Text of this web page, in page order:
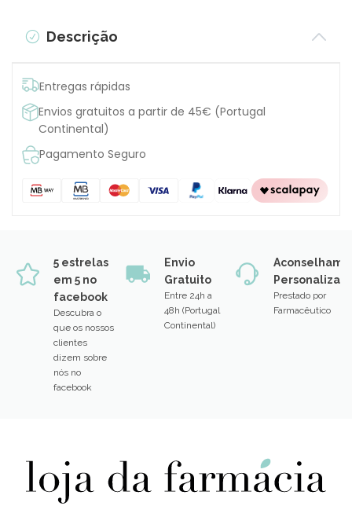
Descrição
Entregas rápidas
Envios gratuitos a partir de 45€ (Portugal
Continental)
Pagamento Seguro
5 estrelas
em 5 no
facebook
Descubra o
que os nossos
clientes
dizem sobre
nós no
facebook
Envio
Gratuito
Entre 24h a
48h (Portugal
Continental)
Prestado por
Farmacêutico